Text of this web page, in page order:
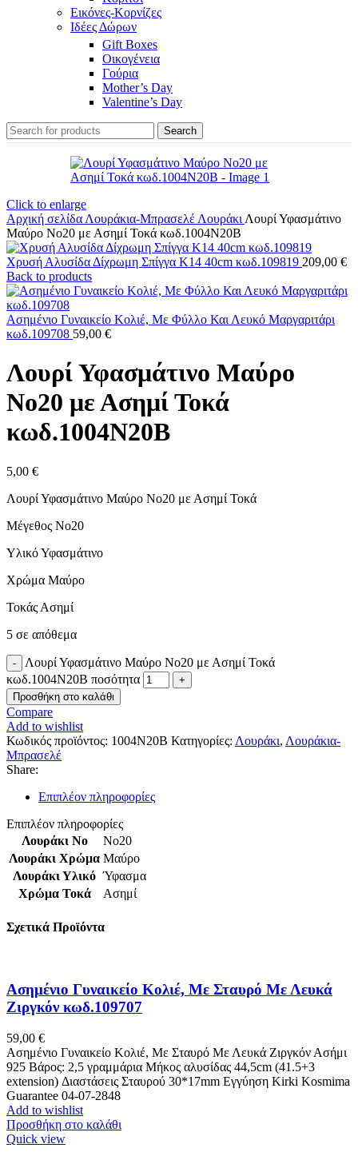
Εικόνες-Κορνίζες
Ιδέες Δώρων
Gift Boxes
Οικογένεια
Γούρια
Mother’s Day
Valentine’s Day
Search
Click to enlarge
Αρχική σελίδα Λουράκια-Μπρασελέ Λουράκι Λουρί Υφασμάτινο
Μαύρο No20 με Ασημί Τοκά κωδ.1004N20B
Χρυσή Αλυσίδα Δίχρωμη Σπίγγα Κ14 40cm κωδ.109819 209,00 €
Back to products
Ασημένιο Γυναικείο Κολιέ, Με Φύλλο Και Λευκό Μαργαριτάρι
κωδ.109708 59,00 €
Λουρί Υφασμάτινο Μαύρο
No20 με Ασημί Τοκά
κωδ.1004N20B
5,00 €
Λουρί Υφασμάτινο Μαύρο No20 με Ασημί Τοκά
Μέγεθος Νο20
Υλικό Υφασμάτινο
Χρώμα Μαύρο
Τοκάς Ασημί
5 σε απόθεμα
Λουρί Υφασμάτινο Μαύρο No20 με Ασημί Τοκά
κωδ.1004N20B ποσότητα
Προσθήκη στο καλάθι
Compare
Add to wishlist
Κωδικός προϊόντος: 1004N20B Κατηγορίες: Λουράκι, Λουράκια-
Μπρασελέ
Share:
Επιπλέον πληροφορίες
Επιπλέον πληροφορίες
Λουράκι Νο
No20
Λουράκι Χρώμα Μαύρο
Λουράκι Υλικό Ύφασμα
Χρώμα Τοκά
Ασημί
Σχετικά Προϊόντα
Ασημένιο Γυναικείο Κολιέ, Με Σταυρό Με Λευκά
Ζιργκόν κωδ.109707
59,00 €
Ασημένιο Γυναικείο Κολιέ, Με Σταυρό Με Λευκά Ζιργκόν Ασήμι
925 Βάρος: 2,5 γραμμάρια Μήκος αλυσίδας 44,5cm (41.5+3
extension) Διαστάσεις Σταυρού 30*17mm Eγγύηση Kirki Kosmima
Guarantee 04-07-2848
Add to wishlist
Προσθήκη στο καλάθι
Quick view